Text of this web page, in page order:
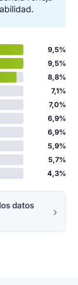
9,5%
9,5%
8,8%
7,1%
7,0%
6,9%
6,9%
5,9%
5,7%
4,3%
datos